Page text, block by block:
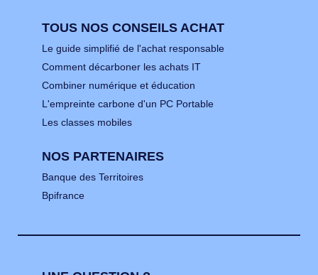
TOUS NOS CONSEILS ACHAT
Le guide simplifié de l'achat responsable
Comment décarboner les achats IT
Combiner numérique et éducation
L'empreinte carbone d'un PC Portable
Les classes mobiles
NOS PARTENAIRES
Banque des Territoires
Bpifrance